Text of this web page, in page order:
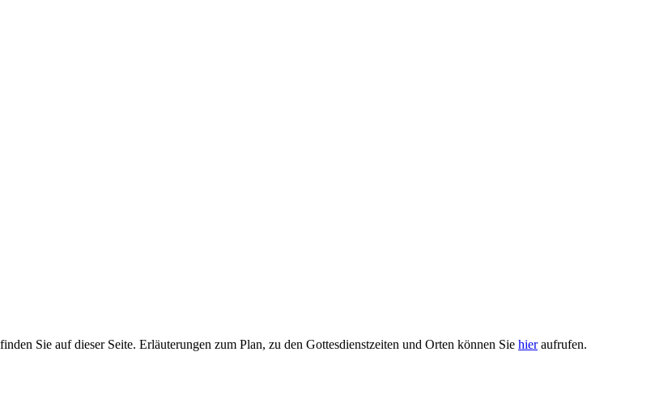
Sie auf dieser Seite. Erläuterungen zum Plan, zu den Gottesdienstzeiten und Orten können Sie hieraufrufen.